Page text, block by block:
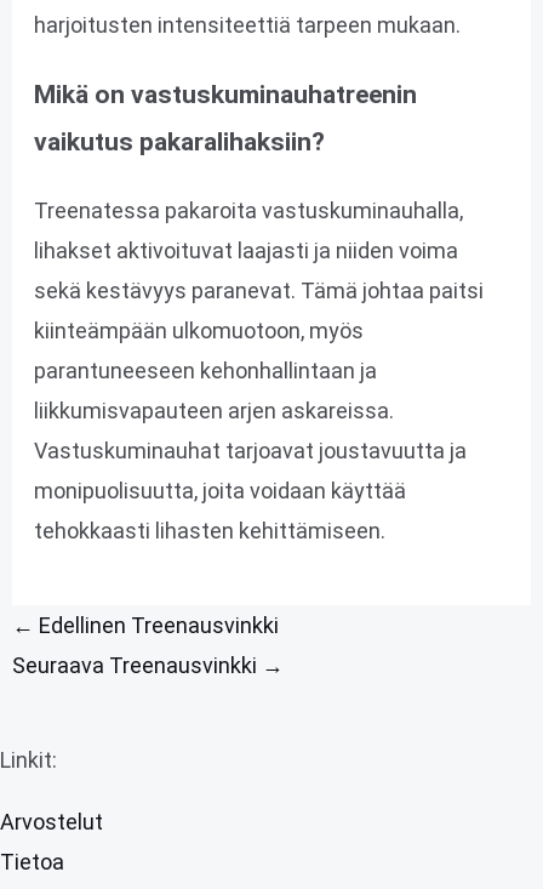
harjoitusten intensiteettiä tarpeen mukaan.
Mikä on vastuskuminauhatreenin
vaikutus pakaralihaksiin?
Treenatessa pakaroita vastuskuminauhalla,
lihakset aktivoituvat laajasti ja niiden voima
sekä kestävyys paranevat. Tämä johtaa paitsi
kiinteämpään ulkomuotoon, myös
parantuneeseen kehonhallintaan ja
liikkumisvapauteen arjen askareissa.
Vastuskuminauhat tarjoavat joustavuutta ja
monipuolisuutta, joita voidaan käyttää
tehokkaasti lihasten kehittämiseen.
← Edellinen Treenausvinkki
Seuraava Treenausvinkki →
Linkit:
Arvostelut
Tietoa